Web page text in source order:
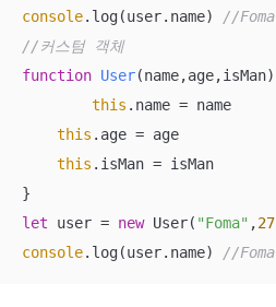
console.log(user.name)
//Foma
//커스텀 객체
function User(name,age,isMan)
this .name = name
this .age = age
this .isMan = isMan
let user = new User( "Foma" ,27
console.log(user.name) //Foma